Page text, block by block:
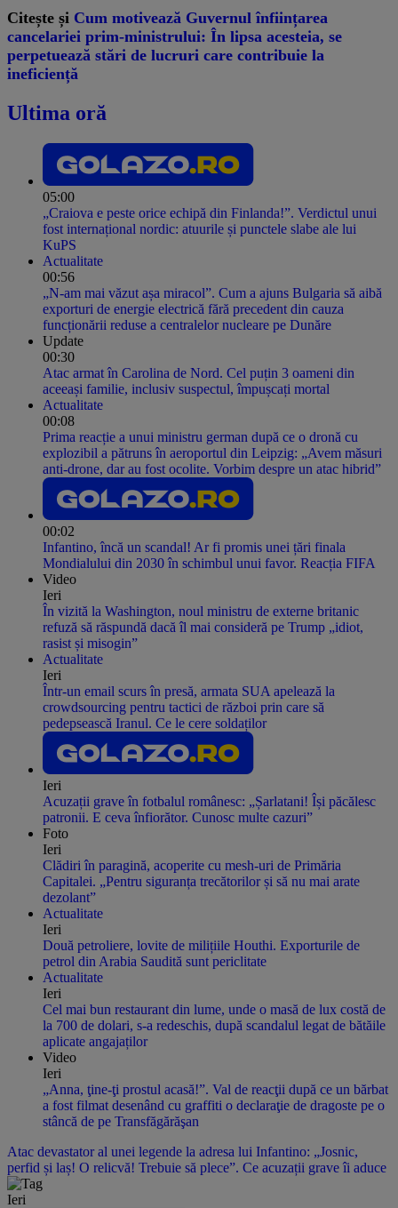
Citește și Cum motivează Guvernul înființarea
cancelariei prim-ministrului: În lipsa acesteia, se
perpetuează stări de lucruri care contribuie la
ineficiență
Ultima oră
05:00
„Craiova e peste orice echipă din Finlanda!”. Verdictul unui
fost internațional nordic: atuurile și punctele slabe ale lui
KuPS
Actualitate
00:56
„N-am mai văzut așa miracol”. Cum a ajuns Bulgaria să aibă
exporturi de energie electrică fără precedent din cauza
funcționării reduse a centralelor nucleare pe Dunăre
Update
00:30
Atac armat în Carolina de Nord. Cel puțin 3 oameni din
aceeași familie, inclusiv suspectul, împușcați mortal
Actualitate
00:08
Prima reacție a unui ministru german după ce o dronă cu
explozibil a pătruns în aeroportul din Leipzig: „Avem măsuri
anti-drone, dar au fost ocolite. Vorbim despre un atac hibrid”
00:02
Infantino, încă un scandal! Ar fi promis unei țări finala
Mondialului din 2030 în schimbul unui favor. Reacția FIFA
Video
Ieri
În vizită la Washington, noul ministru de externe britanic
refuză să răspundă dacă îl mai consideră pe Trump „idiot,
rasist și misogin”
Actualitate
Ieri
Într-un email scurs în presă, armata SUA apelează la
crowdsourcing pentru tactici de război prin care să
pedepsească Iranul. Ce le cere soldaților
Ieri
Acuzații grave în fotbalul românesc: „Șarlatani! Își păcălesc
patronii. E ceva înfiorător. Cunosc multe cazuri”
Foto
Ieri
Clădiri în paragină, acoperite cu mesh-uri de Primăria
Capitalei. „Pentru siguranța trecătorilor și să nu mai arate
dezolant”
Actualitate
Ieri
Două petroliere, lovite de milițiile Houthi. Exporturile de
petrol din Arabia Saudită sunt periclitate
Actualitate
Ieri
Cel mai bun restaurant din lume, unde o masă de lux costă de
la 700 de dolari, s-a redeschis, după scandalul legat de bătăile
aplicate angajaților
Video
Ieri
„Anna, ţine-ţi prostul acasă!”. Val de reacţii după ce un bărbat
a fost filmat desenând cu graffiti o declaraţie de dragoste pe o
stâncă de pe Transfăgărăşan
Atac devastator al unei legende la adresa lui Infantino: „Josnic,
perfid și laș! O relicvă! Trebuie să plece”. Ce acuzații grave îi aduce
Ieri